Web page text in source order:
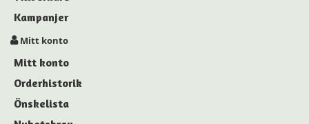
Kampanjer
Mitt konto
Mitt konto
Orderhistorik
Önskelista